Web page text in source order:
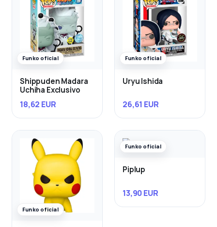
Funko oficial
Shippuden Madara
Uchiha Exclusivo
18,62 EUR
Funko oficial
Uryu Ishida
26,61 EUR
Funko oficial
Funko oficial
Piplup
13,90 EUR